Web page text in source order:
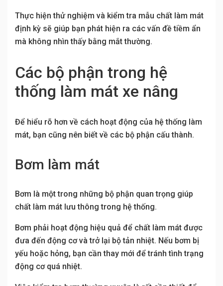
Thực hiện thử nghiệm và kiểm tra mẫu chất làm mát
định kỳ sẽ giúp bạn phát hiện ra các vấn đề tiềm ẩn
mà không nhìn thấy bằng mắt thường.
Các bộ phận trong hệ
thống làm mát xe nâng
Để hiểu rõ hơn về cách hoạt động của hệ thống làm
mát, bạn cũng nên biết về các bộ phận cấu thành.
Bơm làm mát
Bơm là một trong những bộ phận quan trọng giúp
chất làm mát lưu thông trong hệ thống.
Bơm phải hoạt động hiệu quả để chất làm mát được
đưa đến động cơ và trở lại bộ tản nhiệt. Nếu bơm bị
yếu hoặc hỏng, bạn cần thay mới để tránh tình trạng
động cơ quá nhiệt.